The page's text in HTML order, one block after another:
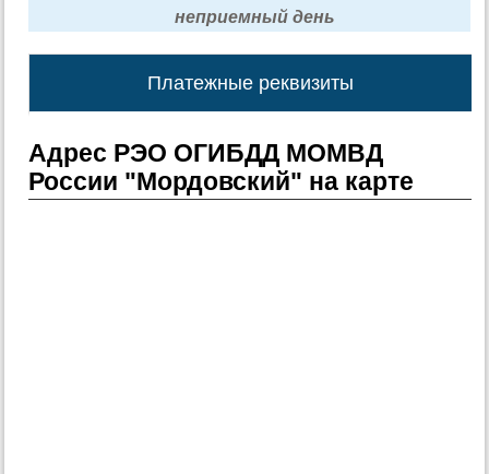
неприемный день
Платежные реквизиты
Адрес РЭО ОГИБДД МОМВД
России "Мордовский" на карте